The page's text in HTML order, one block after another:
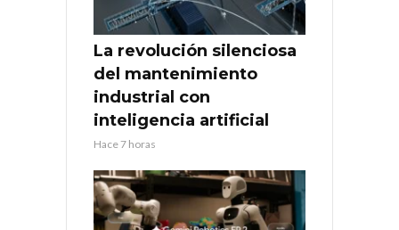
La revolución silenciosa
del mantenimiento
industrial con
inteligencia artificial
Hace 7 horas